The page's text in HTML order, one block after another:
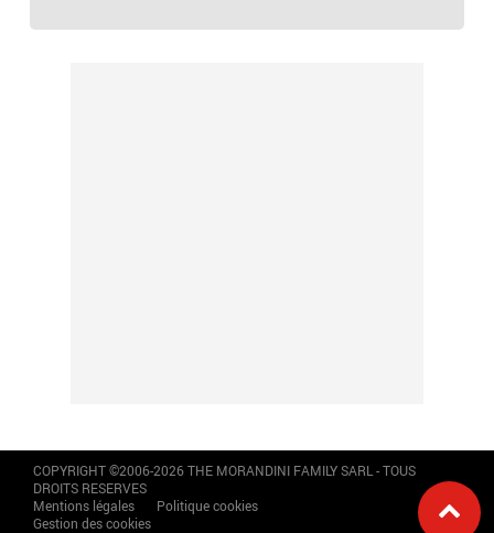
COPYRIGHT ©2006-2026 THE MORANDINI FAMILY SARL - TOUS
DROITS RESERVES
Mentions légales
Politique cookies
Gestion des cookies